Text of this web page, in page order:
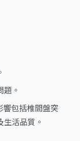
。
包括椎間盤突
活品質。